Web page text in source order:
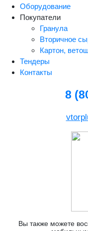
Оборудование
Покупатели
Гранула
Вторичное
Картон,
Тендеры
Контакты
8
Вы также можете